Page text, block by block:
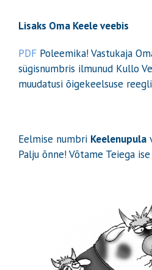
Lisaks Oma Keele veebis
PDF Poleemika! Vastukaja
sügisnumbris ilmunud Kullo
muudatusi õigekeelsuse
Eelmise numbri Keelenupula
Palju õnne! Võtame Teiega